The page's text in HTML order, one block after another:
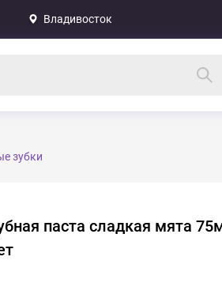
Владивосток
зубки
паста сладкая мята